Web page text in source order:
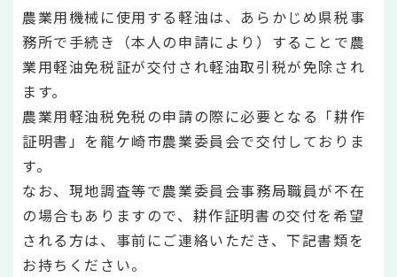
農業用機械に使用する軽油は、あらかじめ県税事
務所で手続き（本人の申請により）することで農
業用軽油免税証が交付され軽油取引税が免除され
ます。
農業用軽油税免税の申請の際に必要となる「耕作
証明書」を龍ケ崎市農業委員会で交付しておりま
す。
なお、現地調査等で農業委員会事務局職員が不在
の場合もありますので、耕作証明書の交付を希望
される方は、事前にご連絡いただき、下記書類を
お持ちください。